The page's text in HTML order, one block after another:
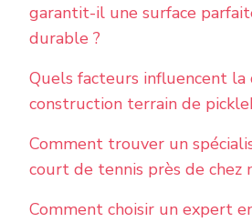
garantit-il une surface
durable ?
Quels facteurs influencent la
construction terrain de
Comment trouver un
court de tennis près de chez
Comment choisir un expert